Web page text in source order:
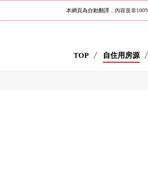
本網頁為自動翻譯，內容並非
TOP 自住用房源